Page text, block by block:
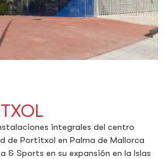
integrales del centro
de Portitxol en Palma de Mallorca
& Sports en su expansión en la Islas